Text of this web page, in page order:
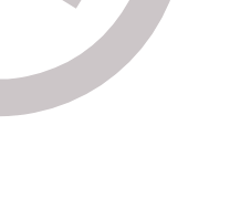
das capacidades físicas e
utente;
do pessoal que para si